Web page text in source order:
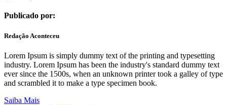
Publicado por:
Redação Aconteceu
Lorem Ipsum is simply dummy text of the printing and typesetting
industry. Lorem Ipsum has been the industry's standard dummy text
ever since the 1500s, when an unknown printer took a galley of type
and scrambled it to make a type specimen book.
Saiba Mais